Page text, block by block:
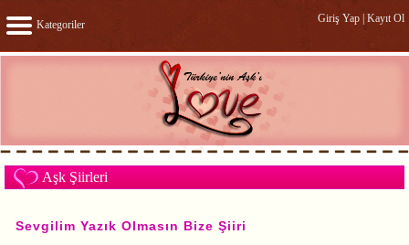
Kategoriler Giriş Yap Kayıt Ol
Aşk Şiirleri
Sevgilim Yazık Olmasın Bize Şiiri